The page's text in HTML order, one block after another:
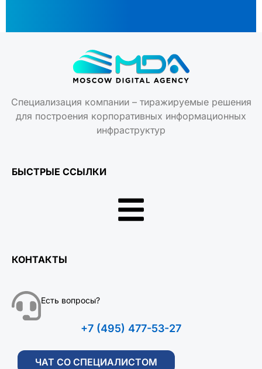
Специализация компании – тиражируемые решения
для построения корпоративных информационных
инфраструктур
БЫСТРЫЕ ССЫЛКИ
КОНТАКТЫ
Есть вопросы?
+7 (495) 477-53-27
ЧАТ СО СПЕЦИАЛИСТОМ